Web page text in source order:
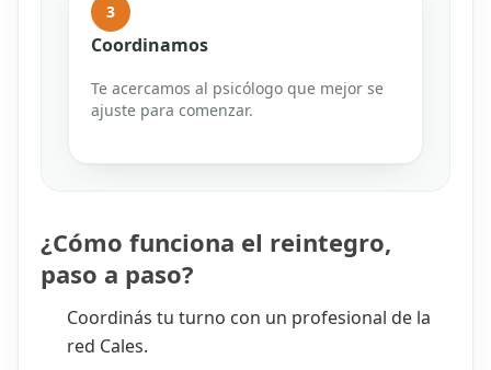
3
Coordinamos
Te acercamos al psicólogo que mejor se
ajuste para comenzar.
¿Cómo funciona el reintegro,
paso a paso?
Coordinás tu turno con un profesional de la
red Cales.